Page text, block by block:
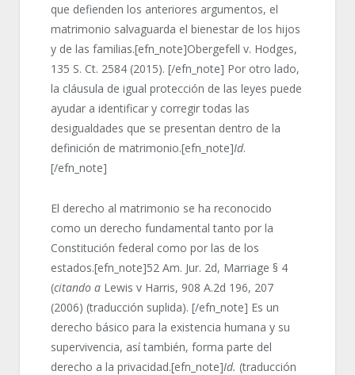
que defienden los anteriores argumentos, el
matrimonio salvaguarda el bienestar de los hijos
y de las familias.[efn_note]Obergefell v. Hodges,
135 S. Ct. 2584 (2015). [/efn_note] Por otro lado,
la cláusula de igual protección de las leyes puede
ayudar a identificar y corregir todas las
desigualdades que se presentan dentro de la
definición de matrimonio.[efn_note]Id.
[/efn_note]
El derecho al matrimonio se ha reconocido
como un derecho fundamental tanto por la
Constitución federal como por las de los
estados.[efn_note]52 Am. Jur. 2d, Marriage § 4
(citando a Lewis v Harris, 908 A.2d 196, 207
(2006) (traducción suplida). [/efn_note] Es un
derecho básico para la existencia humana y su
supervivencia, así también, forma parte del
derecho a la privacidad.[efn_note]Id. (traducción